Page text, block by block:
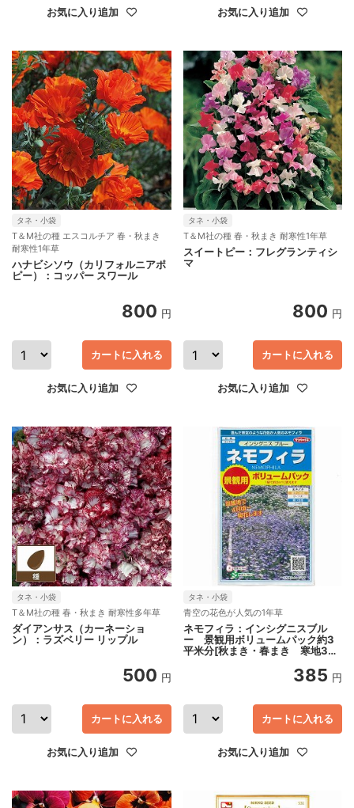
お気に入り追加 お気に入り追加
タネ・小袋
T＆M社の種 エスコルチア 春・秋まき
耐寒性1年草
ハナビシソウ（カリフォルニアポ
ピー）：コッパー スワール
800 円
お気に入り追加
カートに入れる
タネ・小袋
T＆M社の種 春・秋まき 耐寒性1年草
スイートピー：フレグランティシ
マ
800 円
お気に入り追加
カートに入れる
タネ・小袋
T＆M社の種 春・秋まき 耐寒性多年草
ダイアンサス（カーネーショ
ン）：ラズベリー リップル
500 円
お気に入り追加
カートに入れる
タネ・小袋
青空の花色が人気の1年草
ネモフィラ：インシグニスブル
ー 景観用ボリュームパック約3
平米分[秋まき・春まき 寒地3～
385 円
お気に入り追加
カートに入れる